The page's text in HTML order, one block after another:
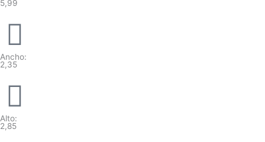
5,99
Ancho:
2,35
Alto:
2,85